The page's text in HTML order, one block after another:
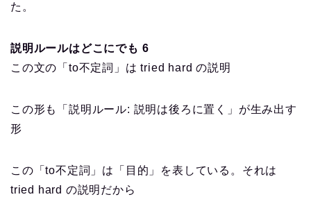
た。
説明ルールはどこにでも 6
この文の「to不定詞」は tried hard の説明
この形も「説明ルール: 説明は後ろに置く」が生み出す
形
この「to不定詞」は「目的」を表している。それは
tried hard の説明だから